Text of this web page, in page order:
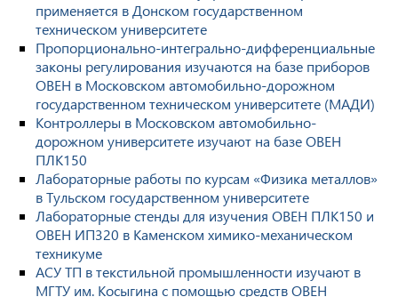
применяется в Донском государственном
техническом университете
Пропорционально-интегрально-дифференциальные
законы регулирования изучаются на базе приборов
ОВЕН в Московском автомобильно-дорожном
государственном техническом университете (МАДИ)
Контроллеры в Московском автомобильно-
дорожном университете изучают на базе ОВЕН
ПЛК150
Лабораторные работы по курсам «Физика металлов»
в Тульском государственном университете
Лабораторные стенды для изучения ОВЕН ПЛК150 и
ОВЕН ИП320 в Каменском химико-механическом
техникуме
АСУ ТП в текстильной промышленности изучают в
МГТУ им. Косыгина с помощью средств ОВЕН